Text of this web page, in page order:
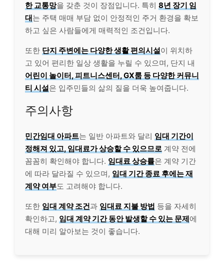
한 교통망을 갖춘 것이 장점입니다. 특히 8년 장기 임
대는 주택 매매 부담 없이 안정적인 주거 환경을 확보
하고 싶은 사람들에게 매력적인 조건입니다.
또한 단지 주변에는 다양한 생활 편의시설이 위치하
고 있어 편리한 일상 생활을 누릴 수 있으며, 단지 내
어린이 놀이터, 피트니스센터, GX룸 등 다양한 커뮤니
티 시설은 입주민들의 삶의 질을 더욱 높여줍니다.
주의사항
민간임대 아파트는 일반 아파트와 달리 임대 기간이
정해져 있고, 임대료가 상승할 수 있으므로 계약 전에
꼼꼼히 확인해야 합니다. 임대료 상승률은 계약 기간
에 따라 달라질 수 있으며, 임대 기간 종료 후에는 재
계약 여부도 고려해야 합니다.
또한 임대 계약 조건과 임대료 지불 방법 등을 자세히
확인하고, 임대 계약 기간 동안 발생할 수 있는 문제에
대해 미리 알아보는 것이 좋습니다.